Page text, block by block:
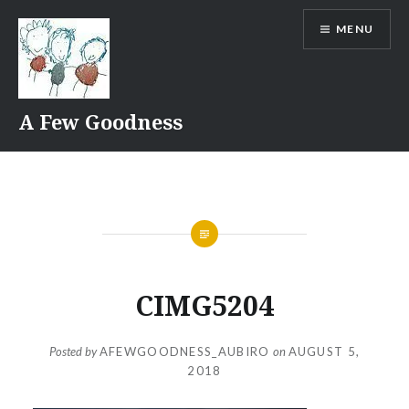
content
A Few Goodness
MENU
CIMG5204
Posted byAFEWGOODNESS_AUBIRO onAUGUST 5,
2018